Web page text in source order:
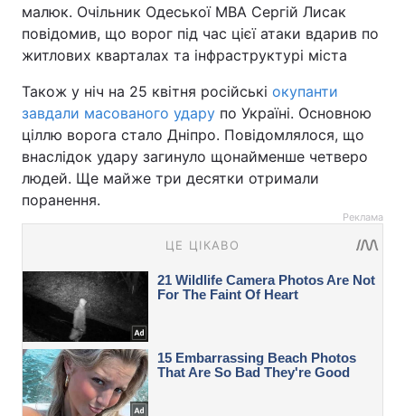
малюк. Очільник Одеської МВА Сергій Лисак
повідомив, що ворог під час цієї атаки вдарив по
житлових кварталах та інфраструктурі міста
Також у ніч на 25 квітня російські окупанти
завдали масованого удару по Україні. Основною
ціллю ворога стало Дніпро. Повідомлялося, що
внаслідок удару загинуло щонайменше четверо
людей. Ще майже три десятки отримали
поранення.
Реклама